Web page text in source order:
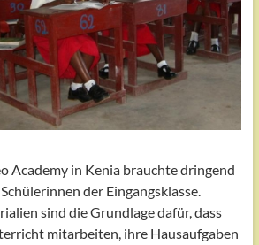
Academy in Kenia brauchte dringend
der Eingangsklasse.
sind die Grundlage dafür, dass
mitarbeiten, ihre Hausaufgaben